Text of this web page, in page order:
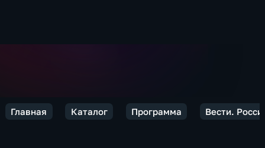
Главная Каталог Программа Вести.